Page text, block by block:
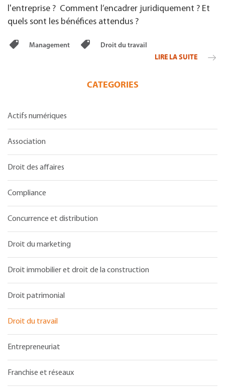
l'entreprise ? Comment l’encadrer juridiquement ? Et
quels sont les bénéfices attendus ?
Management Droit du travail
LIRE LA SUITE
CATEGORIES
Actifs numériques
Association
Droit des affaires
Compliance
Concurrence et distribution
Droit du marketing
Droit immobilier et droit de la construction
Droit patrimonial
Droit du travail
Entrepreneuriat
Franchise et réseaux